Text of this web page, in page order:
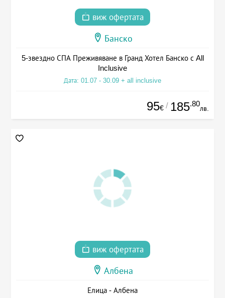
виж офертата
Банско
5-звездно СПА Преживяване в Гранд Хотел Банско с All
Inclusive
Дата: 01.07 - 30.09 + all inclusive
95€ / 185.80
лв.
виж офертата
Албена
Елица - Албена